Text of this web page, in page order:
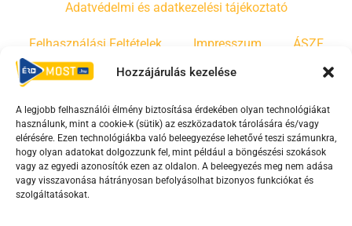
Hozzájárulás kezelése
A legjobb felhasználói élmény biztosítása érdekében olyan technológiákat
használunk, mint a cookie-k (sütik) az eszközadatok tárolására és/vagy
elérésére. Ezen technológiákba való beleegyezése lehetővé teszi számunkra,
hogy olyan adatokat dolgozzunk fel, mint például a böngészési szokások
vagy az egyedi azonosítók ezen az oldalon. A beleegyezés meg nem adása
vagy visszavonása hátrányosan befolyásolhat bizonyos funkciókat és
szolgáltatásokat.
Adatvédelmi és adatkezelési tájékoztató
Felhasználási Feltételek Impresszum ÁSZF
Irányelvek Moderálási szabályzat
F
a
c
e
Y
o
u
t
T
i
k